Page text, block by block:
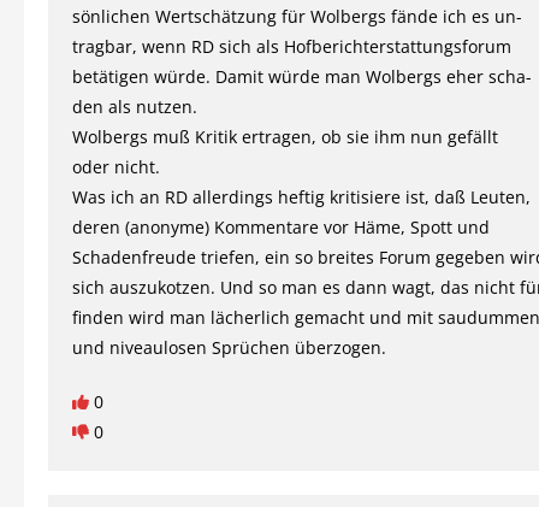
sönlichen Wertschätzung für Wolbergs fände ich es un-
tragbar, wenn RD sich als Hofberichterstattungsforum
betätigen würde. Damit würde man Wolbergs eher scha-
den als nutzen.
Wolbergs muß Kritik ertragen, ob sie ihm nun gefällt
oder nicht.
Was ich an RD allerdings heftig kritisiere ist, daß Leuten,
deren (anonyme) Kommentare vor Häme, Spott und
Schadenfreude triefen, ein so breites Forum gegeben
sich auszukotzen. Und so man es dann wagt, das nicht
finden wird man lächerlich gemacht und mit saudummen
und niveaulosen Sprüchen überzogen.
0
0